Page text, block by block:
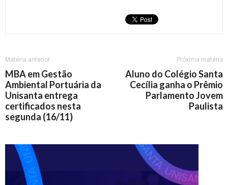
Matéria anterior
MBA em Gestão
Ambiental Portuária da
Unisanta entrega
certificados nesta
segunda (16/11)
Próxima matéria
Aluno do Colégio Santa
Cecília ganha o Prêmio
Parlamento Jovem
Paulista